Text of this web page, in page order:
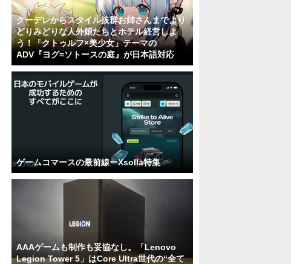
クーデレからスタイル抜群お姉さんまでより
どりみどりな人外娘たちとホテル経営しよ
う！「クトゥルフ×美少女」テーマの
ADV『ヨグ=ソトースの庭』が日本語対応
ゲームコマースの最前線ーXsolla特集
AAAゲームも制作も妥協なし。「Lenovo
Legion Tower 5」はCore Ultra世代の“全て